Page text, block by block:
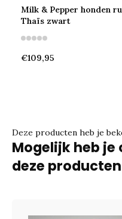
Milk & Pepper honden
Thaïs zwart
€109,95
Deze producten heb je
Mogelijk heb je
deze producten